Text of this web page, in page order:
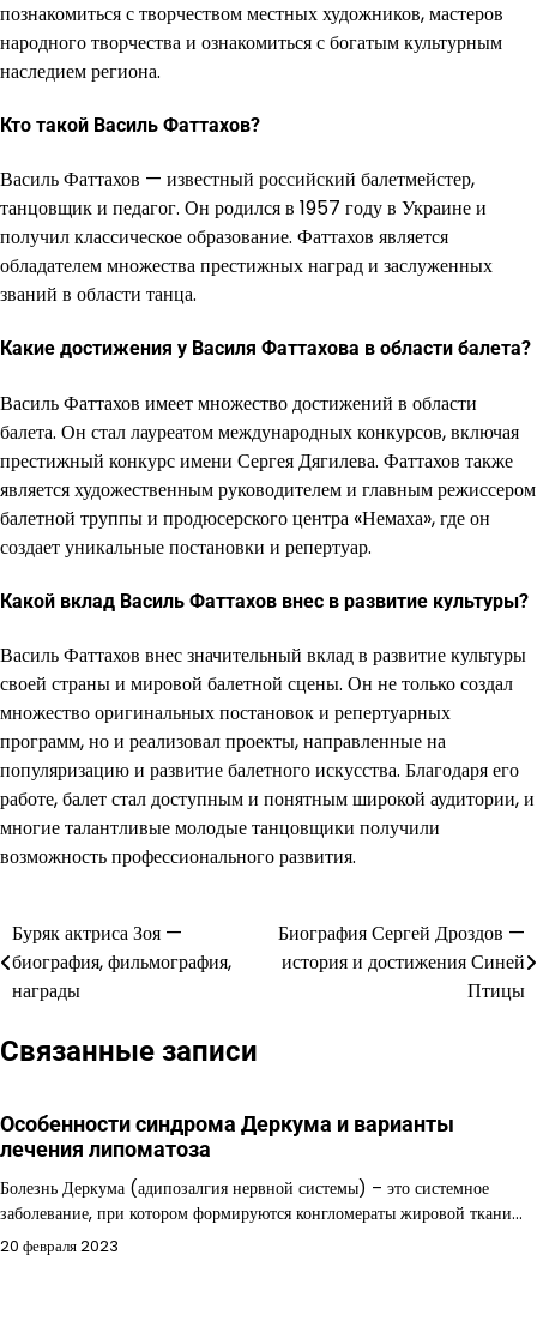
познакомиться с творчеством местных художников, мастеров
народного творчества и ознакомиться с богатым культурным
наследием региона.
Кто такой Василь Фаттахов?
Василь Фаттахов — известный российский балетмейстер,
танцовщик и педагог. Он родился в 1957 году в Украине и
получил классическое образование. Фаттахов является
обладателем множества престижных наград и заслуженных
званий в области танца.
Какие достижения у Василя Фаттахова в области балета?
Василь Фаттахов имеет множество достижений в области
балета. Он стал лауреатом международных конкурсов, включая
престижный конкурс имени Сергея Дягилева. Фаттахов также
является художественным руководителем и главным режиссером
балетной труппы и продюсерского центра «Немаха», где он
создает уникальные постановки и репертуар.
Какой вклад Василь Фаттахов внес в развитие культуры?
Василь Фаттахов внес значительный вклад в развитие культуры
своей страны и мировой балетной сцены. Он не только создал
множество оригинальных постановок и репертуарных
программ, но и реализовал проекты, направленные на
популяризацию и развитие балетного искусства. Благодаря его
работе, балет стал доступным и понятным широкой аудитории, и
многие талантливые молодые танцовщики получили
возможность профессионального развития.
Навигация
по
Буряк актриса Зоя —
биография, фильмография,
награды
Биография Сергей Дроздов —
история и достижения Синей
Птицы
Связанные записи
Особенности синдрома Деркума и варианты
лечения липоматоза
Болезнь Деркума (адипозалгия нервной системы) – это системное
заболевание, при котором формируются конгломераты жировой ткани…
20 февраля 2023